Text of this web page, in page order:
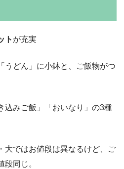
ト が充実
うどん」に小鉢と、ご飯物がつ
込みご飯」「おいなり」の3種
大ではお値段は異なるけど、ご
同じ。